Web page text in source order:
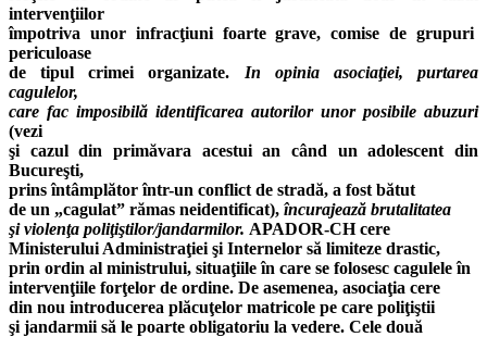
intervenţiilor
împotriva unor infracţiuni foarte grave, comise de grupuri
periculoase
de tipul crimei organizate. In opinia asociaţiei, purtarea
cagulelor,
care fac imposibilă identificarea autorilor unor posibile abuzuri
(vezi
şi cazul din primăvara acestui an când un adolescent din
Bucureşti,
prins întâmplător într-un conflict de stradă, a fost bătut
de un „cagulat” rămas neidentificat), încurajează brutalitatea
şi violenţa poliţiştilor/jandarmilor. APADOR-CH cere
Ministerului Administraţiei şi Internelor să limiteze drastic,
prin ordin al ministrului, situaţiile în care se folosesc cagulele în
intervenţiile forţelor de ordine. De asemenea, asociaţia cere
din nou introducerea plăcuţelor matricole pe care poliţiştii
şi jandarmii să le poarte obligatoriu la vedere. Cele două